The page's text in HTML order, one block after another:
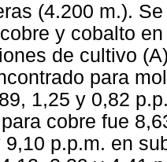
(4.200 m.).
y cobalto
de cultivo
para
1,25 y 0,82
cobre fue
9,10 p.p.m. en